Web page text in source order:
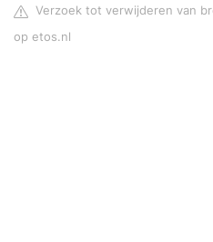
Verzoek tot verwijderen van
op etos.nl